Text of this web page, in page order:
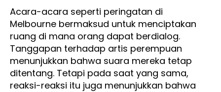
Acara-acara seperti peringatan di
Melbourne bermaksud untuk menciptakan
ruang di mana orang dapat berdialog.
Tanggapan terhadap artis perempuan
menunjukkan bahwa suara mereka tetap
ditentang. Tetapi pada saat yang sama,
reaksi-reaksi itu juga menunjukkan bahwa